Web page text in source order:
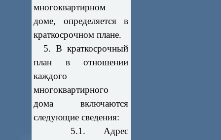
многоквартирном
доме, определяется в
краткосрочном плане.
5. В краткосрочный
план в отношении
каждого
многоквартирного
дома включаются
следующие сведения:
5.1. Адрес